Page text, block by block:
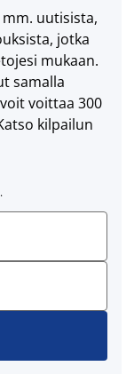
mm. uutisista,
jotka
mukaan.
samalla
voittaa 300
kilpailun